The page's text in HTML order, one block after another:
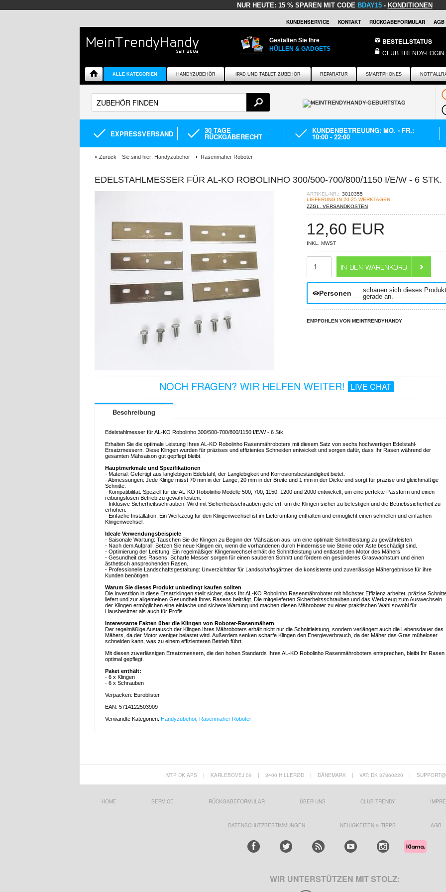
NUR HEUTE: 15 % SPAREN MIT CODE BDAY15- KONDITIONEN
KUNDENSERVICE KONTAKT RÜCKGABEFORMULAR AGB
Gestalten Sie Ihre
HÜLLEN & GADGETS
BESTELLSTATUS
CLUB TRENDY-LOGIN
ALLE KATEGORIEN HANDYZUBEHÖR IPAD UND TABLET ZUBEHÖR REPARATUR SMARTPHONES
EXPRESSVERSAND 30 TAGE
RÜCKGABERECHT
KUNDENBETREUUNG: MO. - FR.:
10:00 - 22:00
« Zurück - Sie sind hier: Handyzubehör Rasenmäher Roboter
EDELSTAHLMESSER FÜR AL-KO ROBOLINHO 300/500-700/800/1150 I/E/W - 6 STK.
ARTIKEL-NR.: 3010355
LIEFERUNG IN 20-25 WERKTAGEN
ZZGL. VERSANDKOSTEN
12,60 EUR
INKL. MWST
Personen
schauen sich dieses Produkt
gerade an.
EMPFOHLEN VON MEINTRENDYHANDY
NOCH FRAGEN? WIR HELFEN WEITER! LIVE CHAT
Beschreibung
Edelstahlmesser für AL-KO Robolinho 300/500-700/800/1150 I/E/W - 6 Stk.
Erhalten Sie die optimale Leistung Ihres AL-KO Robolinho Rasenmähroboters mit diesem Satz von sechs hochwertigen Edelstahl-
Ersatzmessern. Diese Klingen wurden für präzises und effizientes Schneiden entwickelt und sorgen dafür, dass Ihr Rasen während der
gesamten Mähsaison gut gepflegt bleibt.
Hauptmerkmale und Spezifikationen
- Material: Gefertigt aus langlebigem Edelstahl, der Langlebigkeit und Korrosionsbeständigkeit bietet.
- Abmessungen: Jede Klinge misst 70 mm in der Länge, 20 mm in der Breite und 1 mm in der Dicke und sorgt für präzise und gleichmäßige
Schnitte.
- Kompatibilität: Speziell für die AL-KO Robolinho Modelle 500, 700, 1150, 1200 und 2000 entwickelt, um eine perfekte Passform und einen
reibungslosen Betrieb zu gewährleisten.
- Inklusive Sicherheitsschrauben: Wird mit Sicherheitsschrauben geliefert, um die Klingen sicher zu befestigen und die Betriebssicherheit zu
erhöhen.
- Einfache Installation: Ein Werkzeug für den Klingenwechsel ist im Lieferumfang enthalten und ermöglicht einen schnellen und einfachen
Klingenwechsel.
Ideale Verwendungsbeispiele
- Saisonale Wartung: Tauschen Sie die Klingen zu Beginn der Mähsaison aus, um eine optimale Schnittleistung zu gewährleisten.
- Nach dem Aufprall: Setzen Sie neue Klingen ein, wenn die vorhandenen durch Hindernisse wie Steine oder Äste beschädigt sind.
- Optimierung der Leistung: Ein regelmäßiger Klingenwechsel erhält die Schnittleistung und entlastet den Motor des Mähers.
- Gesundheit des Rasens: Scharfe Messer sorgen für einen sauberen Schnitt und fördern ein gesünderes Graswachstum und einen
ästhetisch ansprechenden Rasen.
- Professionelle Landschaftsgestaltung: Unverzichtbar für Landschaftsgärtner, die konsistente und zuverlässige Mähergebnisse für ihre
Kunden benötigen.
Warum Sie dieses Produkt unbedingt kaufen sollten
Die Investition in diese Ersatzklingen stellt sicher, dass Ihr AL-KO Robolinho Rasenmähroboter mit höchster Effizienz arbeitet, präzise
liefert und zur allgemeinen Gesundheit Ihres Rasens beiträgt. Die mitgelieferten Sicherheitsschrauben und das Werkzeug zum Auswechseln
der Klingen ermöglichen eine einfache und sichere Wartung und machen diesen Mähroboter zu einer praktischen Wahl sowohl für
Hausbesitzer als auch für Profis.
Interessante Fakten über die Klingen von Roboter-Rasenmähern
Der regelmäßige Austausch der Klingen Ihres Mähroboters erhält nicht nur die Schnittleistung, sondern verlängert auch die Lebensdauer des
Mähers, da der Motor weniger belastet wird. Außerdem senken scharfe Klingen den Energieverbrauch, da der Mäher das Gras müheloser
schneiden kann, was zu einem effizienteren Betrieb führt.
Mit diesen zuverlässigen Ersatzmessern, die den hohen Standards Ihres AL-KO Robolinho Rasenmähroboters entsprechen, bleibt Ihr Rasen
optimal gepflegt.
Paket enthält:
- 6 x Klingen
- 6 x Schrauben
Verpacken: Euroblister
EAN: 5714122503909
Verwandte Kategorien: Handyzubehör, Rasenmäher Roboter
MTP DK APS | KARLEBOVEJ 59 | 3400 HILLERØD | DÄNEMARK | VAT: DK 37860220 |
HOME SERVICE RÜCKGABEFORMULAR ÜBER UNS CLUB TRENDY
DATENSCHUTZBESTIMMUNGEN NEUIGKEITEN & TIPPS AGB
WIR UNTERSTÜTZEN MIT STOLZ: